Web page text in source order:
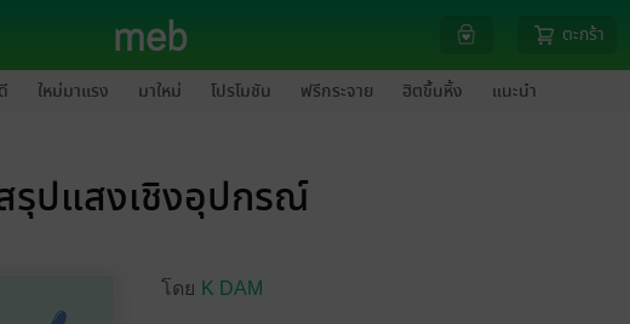
ตะกร้า
ใหม่มาแรง มาใหม่ โปรโมชัน ฟรีกระจาย ฮิตขึ้นหิ้ง แนะนำ
รุปแสงเชิงอุปกรณ์
โดย K DAM